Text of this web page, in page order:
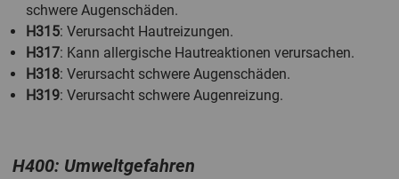
schwere Augenschäden.
H315: Verursacht Hautreizungen.
H317: Kann allergische Hautreaktionen verursachen.
H318: Verursacht schwere Augenschäden.
H319: Verursacht schwere Augenreizung.
H400: Umweltgefahren